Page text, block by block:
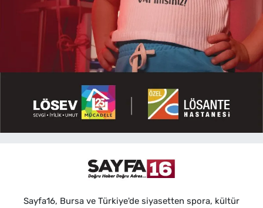
Sayfa16, Bursa ve Türkiye'de siyasetten spora, kültür